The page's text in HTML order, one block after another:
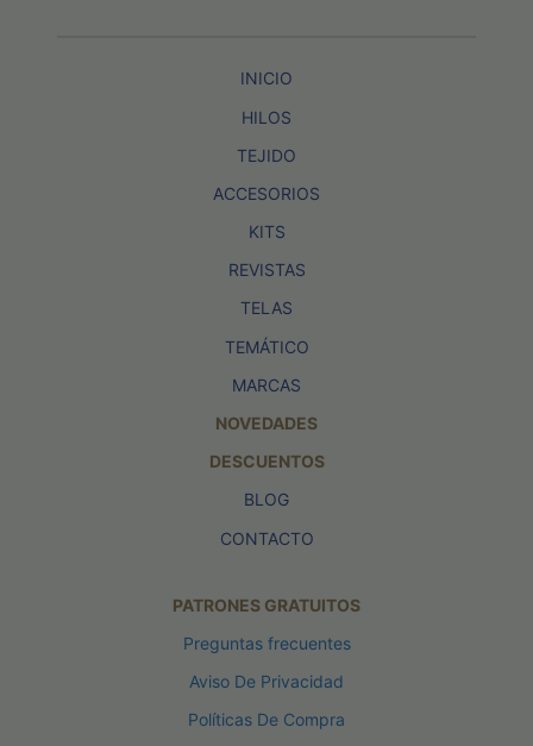
INICIO
HILOS
TEJIDO
ACCESORIOS
KITS
REVISTAS
TELAS
TEMÁTICO
MARCAS
NOVEDADES
DESCUENTOS
BLOG
CONTACTO
PATRONES GRATUITOS
Preguntas frecuentes
Aviso De Privacidad
Políticas De Compra